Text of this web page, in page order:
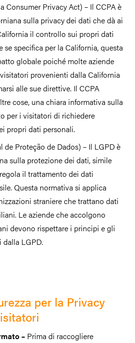
Consumer Privacy Act) – Il CCPA è
sulla privacy dei dati che dà ai
il controllo sui propri dati
se specifica per la California, questa
globale poiché molte aziende
provenienti dalla California
alle sue direttive. Il CCPA
cose, una chiara informativa sulla
per i visitatori di richiedere
propri dati personali.
de Proteção de Dados) – Il LGPD è
sulla protezione dei dati, simile
il trattamento dei dati
Questa normativa si applica
straniere che trattano dati
Le aziende che accolgono
devono rispettare i principi e gli
LGPD.
per la Privacy
– Prima di raccogliere